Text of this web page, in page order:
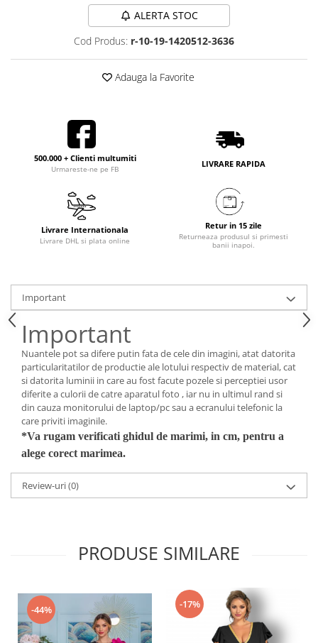
ALERTA STOC
Cod Produs: r-10-19-1420512-3636
Adauga la Favorite
500.000 + Clienti multumiti
Urmareste-ne pe FB
LIVRARE RAPIDA
Livrare Internationala
Livrare DHL si plata online
Retur in 15 zile
Returneaza produsul si primesti
banii inapoi.
Important
Important
Nuantele pot sa difere putin fata de cele din imagini, atat datorita
particularitatilor de productie ale lotului respectiv de material, cat
si datorita luminii in care au fost facute pozele si perceptiei usor
diferite a culorii de catre aparatul foto , iar nu in ultimul rand si
din cauza monitorului de laptop/pc sau a ecranului telefonic la
care priviti imaginile.
*Va rugam verificati ghidul de marimi, in cm, pentru a
alege corect marimea.
Review-uri(0)
PRODUSE SIMILARE
-44% -17%